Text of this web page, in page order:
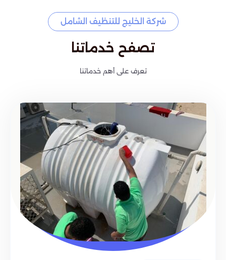
شركة الخليج للتنظيف الشامل
تصفح خدماتنا
تعرف على أهم خدماتنا